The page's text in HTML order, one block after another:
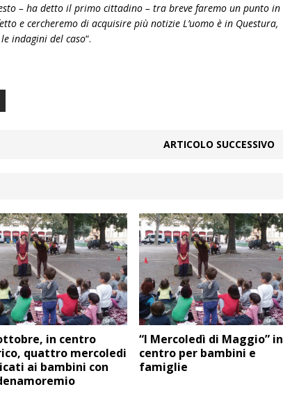
– ha detto il primo cittadino – tra breve faremo un punto in
e cercheremo di acquisire più notizie L’uomo è in Questura,
indagini del caso“.
ARTICOLO SUCCESSIVO
in centro
quattro mercoledi
ai bambini con
“I Mercoledì di Maggio” in
centro per bambini e
famiglie